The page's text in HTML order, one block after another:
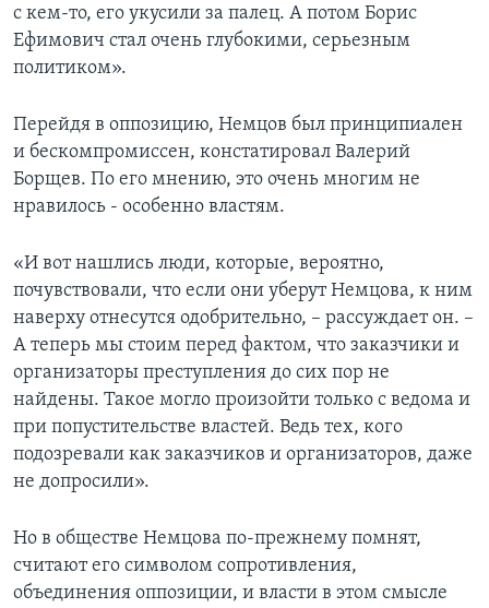
с кем-то, его укусили за палец. А потом Борис
Ефимович стал очень глубокими, серьезным
политиком».
Перейдя в оппозицию, Немцов был принципиален
и бескомпромиссен, констатировал Валерий
Борщев. По его мнению, это очень многим не
нравилось - особенно властям.
«И вот нашлись люди, которые, вероятно,
почувствовали, что если они уберут Немцова, к ним
наверху отнесутся одобрительно, – рассуждает он. –
А теперь мы стоим перед фактом, что заказчики и
организаторы преступления до сих пор не
найдены. Такое могло произойти только с ведома и
при попустительстве властей. Ведь тех, кого
подозревали как заказчиков и организаторов, даже
не допросили».
Но в обществе Немцова по-прежнему помнят,
считают его символом сопротивления,
объединения оппозиции, и власти в этом смысле